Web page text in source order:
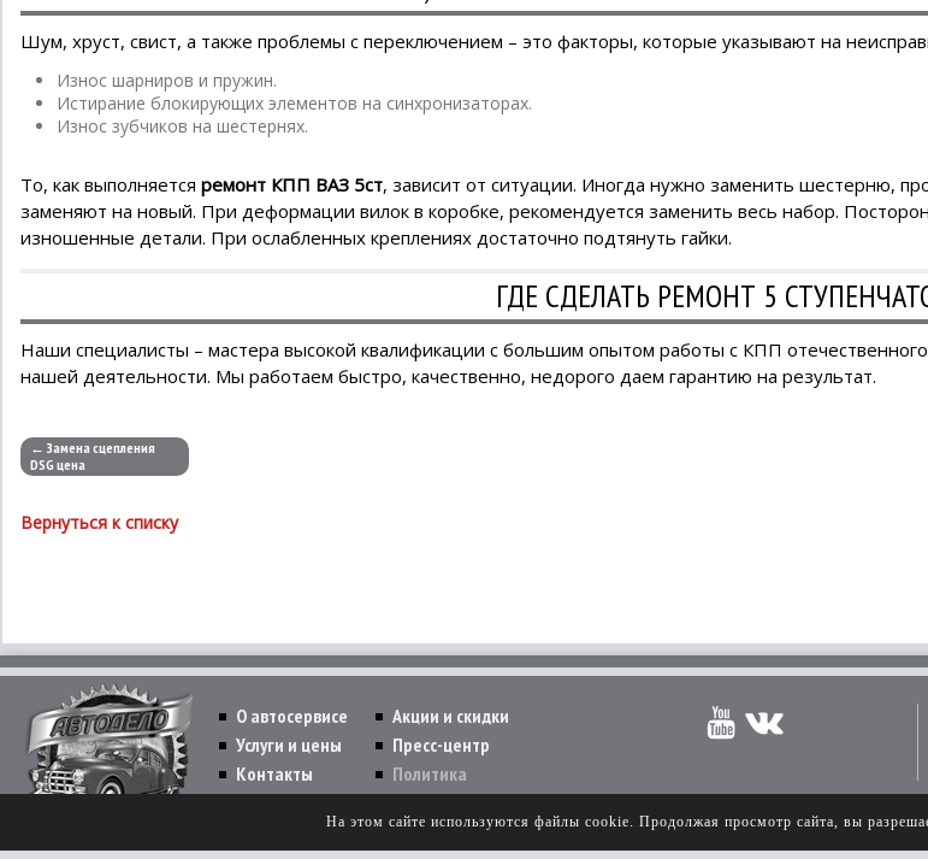
Шум, хруст, свист, а также проблемы с переключением – это факторы, которые указывают на
Износ шарниров и пружин.
Истирание блокирующих элементов на синхронизаторах.
Износ зубчиков на шестернях.
То, как выполняется ремонт КПП ВАЗ 5ст, зависит от ситуации. Иногда нужно заменить шестерню,
заменяют на новый. При деформации вилок в коробке, рекомендуется заменить весь набор.
изношенные детали. При ослабленных креплениях достаточно подтянуть гайки.
ГДЕ СДЕЛАТЬ РЕМОНТ 5
Наши специалисты – мастера высокой квалификации с большим опытом работы с КПП отечественного
нашей деятельности. Мы работаем быстро, качественно, недорого даем гарантию на результат.
← Замена сцепления
DSG цена
Вернуться к списку
О автосервисе
Акции и скидки
Услуги и цены
Пресс-центр
Контакты
Политика
На этом сайте используются файлы cookie. Продолжая просмотр сайта, вы